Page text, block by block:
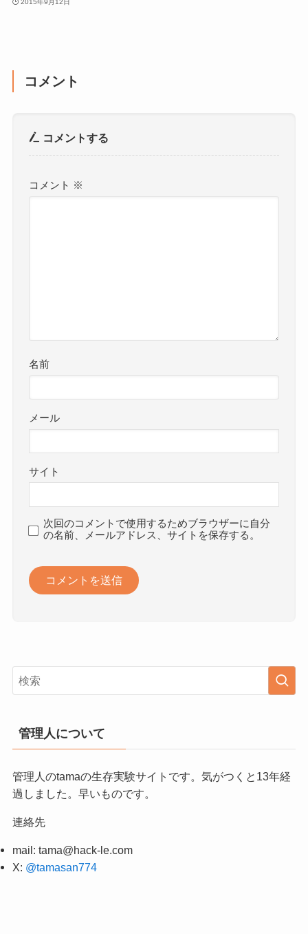
2015年9月12日
コメント
コメントする
コメント ※
名前
メール
サイト
次回のコメントで使用するためブラウザーに自分
の名前、メールアドレス、サイトを保存する。
管理人について
管理人のtamaの生存実験サイトです。気がつくと13年経
過しました。早いものです。
連絡先
mail: tama@hack-le.com
X: @tamasan774